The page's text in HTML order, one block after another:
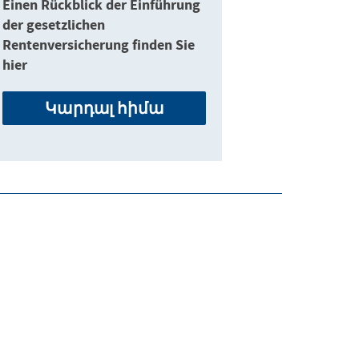
Einen Rückblick der Einführung
der gesetzlichen
Rentenversicherung finden Sie
hier
Կարդալ հիմա